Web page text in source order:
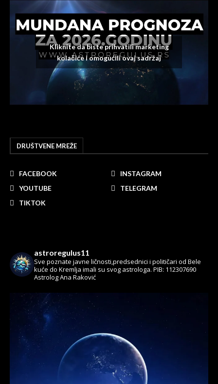
Kliknite da biste prihvatili marketing
kolačiće i omogućili ovaj sadržaj
DRUŠTVENE MREŽE
FACEBOOK
INSTAGRAM
YOUTUBE
TELEGRAM
TIKTOK
astroregulus11
Sve poznate javne ličnosti,predsednici i političari od Bele
kuće do Kremlja imali su svog astrologa. PIB: 112307690
Astrolog Ana Raković